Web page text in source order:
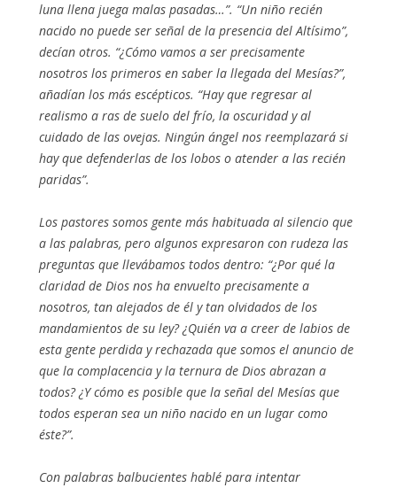
luna llena juega malas pasadas…”. “Un niño recién
nacido no puede ser señal de la presencia del Altísimo”,
decían otros. “¿Cómo vamos a ser precisamente
nosotros los primeros en saber la llegada del Mesías?”,
añadían los más escépticos. “Hay que regresar al
realismo a ras de suelo del frío, la oscuridad y al
cuidado de las ovejas. Ningún ángel nos reemplazará si
hay que defenderlas de los lobos o atender a las recién
paridas”.
Los pastores somos gente más habituada al silencio que
a las palabras, pero algunos expresaron con rudeza las
preguntas que llevábamos todos dentro: “¿Por qué la
claridad de Dios nos ha envuelto precisamente a
nosotros, tan alejados de él y tan olvidados de los
mandamientos de su ley? ¿Quién va a creer de labios de
esta gente perdida y rechazada que somos el anuncio de
que la complacencia y la ternura de Dios abrazan a
todos? ¿Y cómo es posible que la señal del Mesías que
todos esperan sea un niño nacido en un lugar como
éste?”.
Con palabras balbucientes hablé para intentar